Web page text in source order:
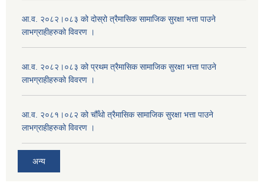
आ.व. २०८२।०८३ को दोस्रो त्रैमासिक सामाजिक सुरक्षा भत्ता पाउने
लाभग्राहीहरुको विवरण ।
आ.व. २०८२।०८३ को प्रथम त्रैमासिक सामाजिक सुरक्षा भत्ता पाउने
लाभग्राहीहरुको विवरण ।
आ.व. २०८१।०८२ को चौँथो त्रैमासिक सामाजिक सुरक्षा भत्ता पाउने
लाभग्राहीहरुको विवरण ।
अन्य